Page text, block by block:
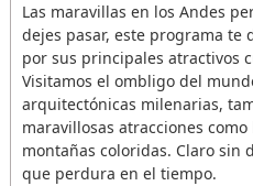
Las maravillas en los Andes
dejes pasar, este programa
por sus principales atractivos
Visitamos el ombligo del
arquitectónicas milenarias,
maravillosas atracciones
montañas coloridas. Claro sin
que perdura en el tiempo.